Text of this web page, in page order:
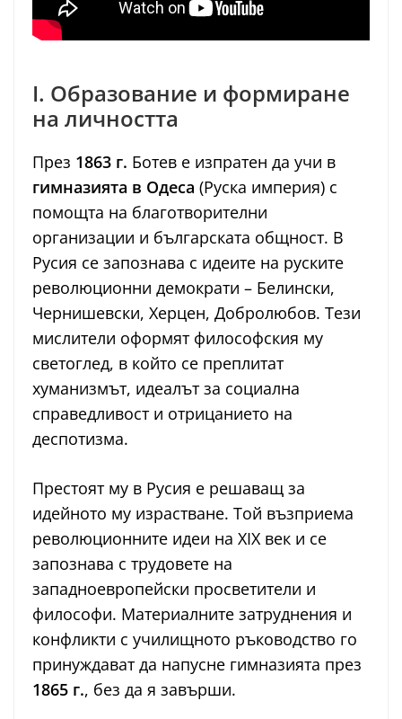
I. Образование и формиране
на личността
През 1863 г. Ботев е изпратен да учи в
гимназията в Одеса (Руска империя) с
помощта на благотворителни
организации и българската общност. В
Русия се запознава с идеите на руските
революционни демократи – Белински,
Чернишевски, Херцен, Добролюбов. Тези
мислители оформят философския му
светоглед, в който се преплитат
хуманизмът, идеалът за социална
справедливост и отрицанието на
деспотизма.
Престоят му в Русия е решаващ за
идейното му израстване. Той възприема
революционните идеи на XIX век и се
запознава с трудовете на
западноевропейски просветители и
философи. Материалните затруднения и
конфликти с училищното ръководство го
принуждават да напусне гимназията през
1865 г., без да я завърши.